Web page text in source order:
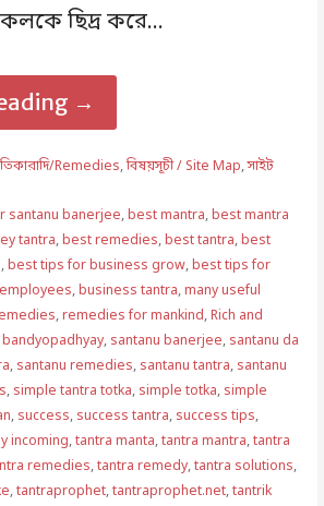
ছিদ্র করে…
→
Remedies,বিষয়সূচী / Site Map,সাইট
santanu banerjee,best mantra,best mantra
tantra,best remedies,best tantra,best
,best tips for business grow,best tips for
,business tantra,many useful
,remedies for mankind,Rich and
bandyopadhyay, santanu banerjee, santanu da
, santanu remedies, santanu tantra, santanu
, simple tantra totka, simple totka, simple
, success, success tantra, success tips,
incoming,tantra manta,tantra mantra,tantra
remedies,tantra remedy,tantra solutions,
,tantraprophet,tantraprophet.net,tantrik